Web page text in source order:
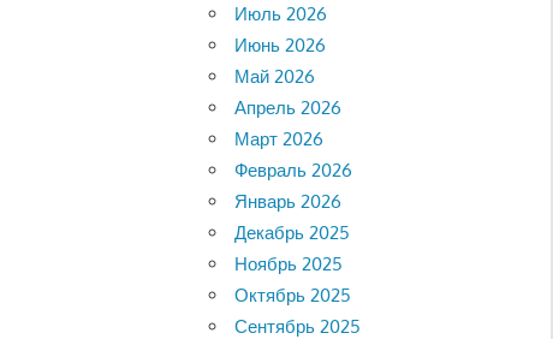
Июль 2026
Июнь 2026
Май 2026
Апрель 2026
Март 2026
Февраль 2026
Январь 2026
Декабрь 2025
Ноябрь 2025
Октябрь 2025
Сентябрь 2025